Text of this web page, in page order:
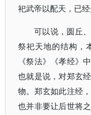
祀武帝以配天，已经
可以说，圆丘
祭祀天地的结构，
《祭法》《孝经》
也就是说，对郑玄
物。郑玄如此注经
也并非要让后世将